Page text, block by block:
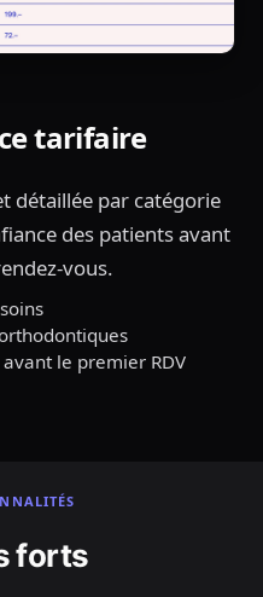
tarifaire
détaillée par catégorie
des patients avant
vous.
le premier RDV
forts